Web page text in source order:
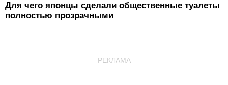
Для чего японцы сделали общественные туалеты
полностью прозрачными
РЕКЛАМА